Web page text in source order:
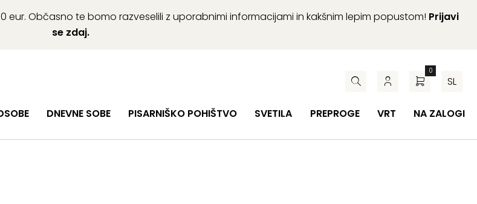
eur. Občasno te bomo razveselili z uporabnimi informacijami in kakšnim lepim popustom! Prijavi
se zdaj.
0
SL
DNEVNE SOBE PISARNIŠKO POHIŠTVO SVETILA PREPROGE VRT NA ZALOGI